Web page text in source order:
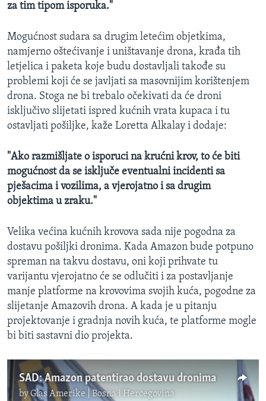
za tim tipom isporuka."
Mogućnost sudara sa drugim letećim objetkima,
namjerno oštećivanje i uništavanje drona, krađa tih
letjelica i paketa koje budu dostavljali takođe su
problemi koji će se javljati sa masovnijim korištenjem
drona. Stoga ne bi trebalo očekivati da će droni
isključivo slijetati ispred kućnih vrata kupaca i tu
ostavljati pošiljke, kaže Loretta Alkalay i dodaje:
"Ako razmišljate o isporuci na krućni krov, to će biti
mogućnost da se isključe eventualni incidenti sa
pješacima i vozilima, a vjerojatno i sa drugim
objektima u zraku."
Velika većina kućnih krovova sada nije pogodna za
dostavu pošiljki dronima. Kada Amazon bude potpuno
spreman na takvu dostavu, oni koji prihvate tu
varijantu vjerojatno će se odlučiti i za postavljanje
manje platforme na krovovima svojih kuća, pogodne za
slijetanje Amazovih drona. A kada je u pitanju
projektovanje i gradnja novih kuća, te platforme mogle
bi biti sastavni dio projekta.
SAD: Amazon patentirao dostavu dronima
byGlas Amerike | Bosna i Hercegovina